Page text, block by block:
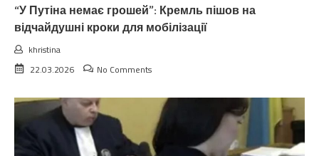
“У Путіна немає грошей”: Кремль пішов на
відчайдушні кроки для мобілізації
khristina
22.03.2026
No Comments